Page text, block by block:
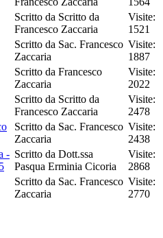
Scritto da Scritto da
Francesco Zaccaria
Visite:
1521
Scritto da Sac. Francesco
Zaccaria
Visite:
1887
Scritto da Francesco
Zaccaria
Visite:
2022
Scritto da Scritto da
Francesco Zaccaria
Visite:
2478
Scritto da Sac. Francesco
Zaccaria
Visite:
2438
- Scritto da Dott.ssa
Pasqua Erminia Cicoria
Visite:
2868
Scritto da Sac. Francesco
Zaccaria
Visite:
2770